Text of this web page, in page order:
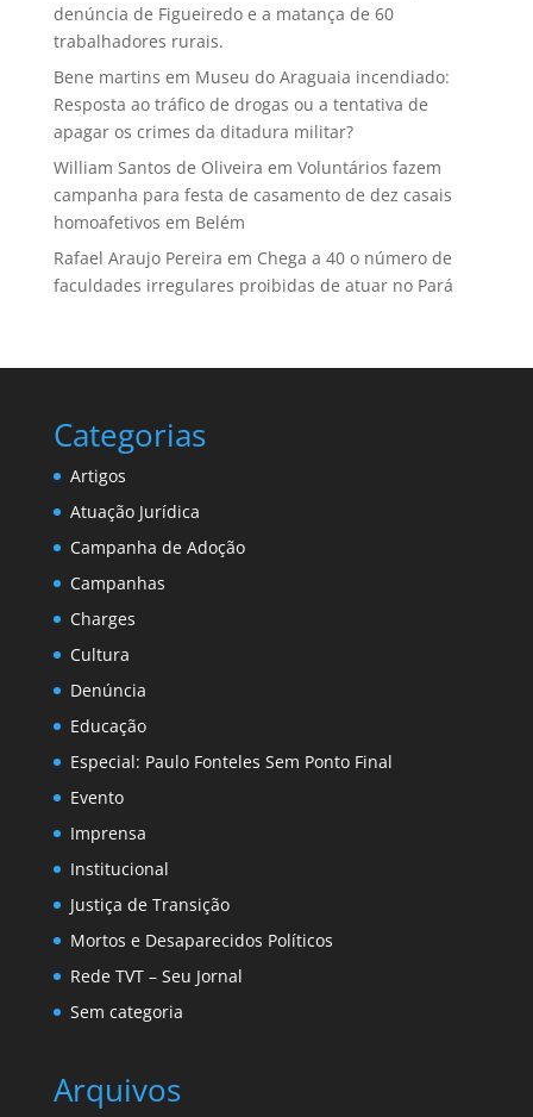
denúncia de Figueiredo e a matança de 60
trabalhadores rurais.
Bene martins em Museu do Araguaia incendiado:
Resposta ao tráfico de drogas ou a tentativa de
apagar os crimes da ditadura militar?
William Santos de Oliveira em Voluntários fazem
campanha para festa de casamento de dez casais
homoafetivos em Belém
Rafael Araujo Pereira em Chega a 40 o número de
faculdades irregulares proibidas de atuar no Pará
Categorias
Artigos
Atuação Jurídica
Campanha de Adoção
Campanhas
Charges
Cultura
Denúncia
Educação
Especial: Paulo Fonteles Sem Ponto Final
Evento
Imprensa
Institucional
Justiça de Transição
Mortos e Desaparecidos Políticos
Rede TVT – Seu Jornal
Sem categoria
Arquivos